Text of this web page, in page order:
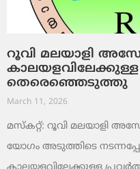
റൂവി മലയാളി
തെരെഞ്ഞെടുത്തു
March 11, 2026
മസ്കറ്റ്: റൂവി മലയാളി
യോഗം അടുത്തിടെ